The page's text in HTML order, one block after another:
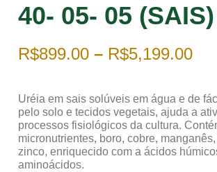
40- 05- 05 (SAIS)
R$899.00 – R$5,199.00
Uréia em sais solúveis em água e de
pelo solo e tecidos vegetais, ajuda a
processos fisiológicos da cultura.
micronutrientes, boro, cobre,
zinco, enriquecido com a ácidos
aminoácidos.